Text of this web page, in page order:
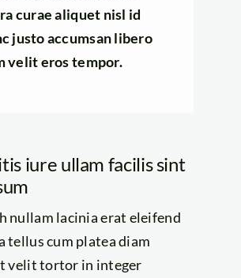
curae aliquet nisl id
justo accumsan libero
velit eros tempor.
iure ullam facilis sint
nullam lacinia erat eleifend
tellus cum platea diam
velit tortor in integer